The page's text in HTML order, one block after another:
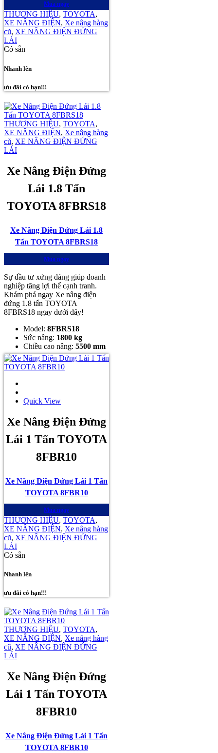
Mua ngay
THƯƠNG HIỆU, TOYOTA,
XE NÂNG ĐIỆN, Xe nâng hàng
cũ, XE NÂNG ĐIỆN ĐỨNG
LÁI
Có sẵn
Nhanh lên
ưu đãi có hạn!!!
THƯƠNG HIỆU, TOYOTA,
XE NÂNG ĐIỆN, Xe nâng hàng
cũ, XE NÂNG ĐIỆN ĐỨNG
LÁI
Xe Nâng Điện Đứng
Lái 1.8 Tấn
TOYOTA 8FBRS18
Xe Nâng Điện Đứng Lái 1.8
Tấn TOYOTA 8FBRS18
Mua ngay
Sự đầu tư xứng đáng giúp doanh
nghiệp tăng lợi thế cạnh tranh.
Khám phá ngay Xe nâng điện
đứng 1.8 tấn TOYOTA
8FBRS18 ngay dưới đây!
Model: 8FBRS18
Sức nâng: 1800 kg
Chiều cao nâng: 5500 mm
Quick View
Xe Nâng Điện Đứng
Lái 1 Tấn TOYOTA
8FBR10
Xe Nâng Điện Đứng Lái 1 Tấn
TOYOTA 8FBR10
Mua ngay
THƯƠNG HIỆU, TOYOTA,
XE NÂNG ĐIỆN, Xe nâng hàng
cũ, XE NÂNG ĐIỆN ĐỨNG
LÁI
Có sẵn
Nhanh lên
ưu đãi có hạn!!!
THƯƠNG HIỆU, TOYOTA,
XE NÂNG ĐIỆN, Xe nâng hàng
cũ, XE NÂNG ĐIỆN ĐỨNG
LÁI
Xe Nâng Điện Đứng
Lái 1 Tấn TOYOTA
8FBR10
Xe Nâng Điện Đứng Lái 1 Tấn
TOYOTA 8FBR10